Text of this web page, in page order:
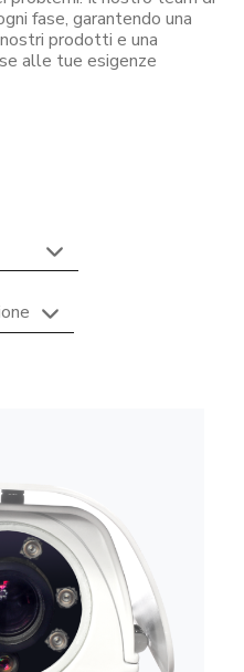
fase, garantendo una
prodotti e una
alle tue esigenze